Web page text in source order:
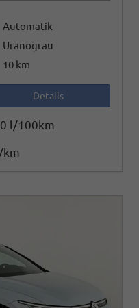
Automatik
Uranograu
10 km
Details
l/100km
km